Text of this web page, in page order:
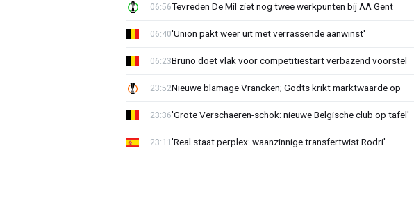
Tevreden De Mil ziet nog twee werkpunten bij AA Gent
06:56
'Union pakt weer uit met verrassende aanwinst'
06:40
Bruno doet vlak voor competitiestart verbazend voorstel
06:23
Nieuwe blamage Vrancken; Godts krikt marktwaarde op
23:52
'Grote Verschaeren-schok: nieuwe Belgische club op tafel'
23:36
'Real staat perplex: waanzinnige transfertwist Rodri'
23:11